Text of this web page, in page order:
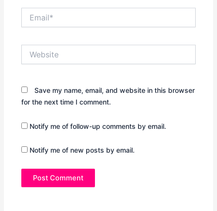
Save my name, email, and website in this browser
for the next time I comment.
Notify me of follow-up comments by email.
Notify me of new posts by email.